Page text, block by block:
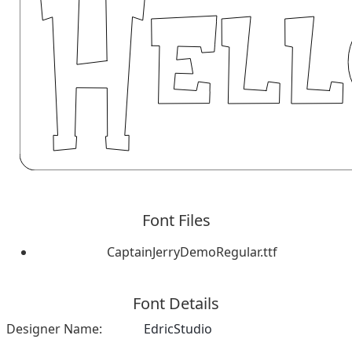
Font Files
CaptainJerryDemoRegular.ttf
Font Details
Designer Name:
EdricStudio